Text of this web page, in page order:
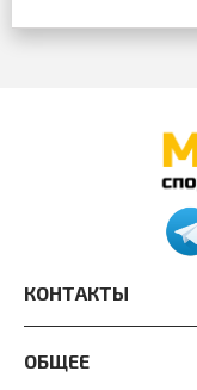
КОНТАКТЫ
ОБЩЕЕ